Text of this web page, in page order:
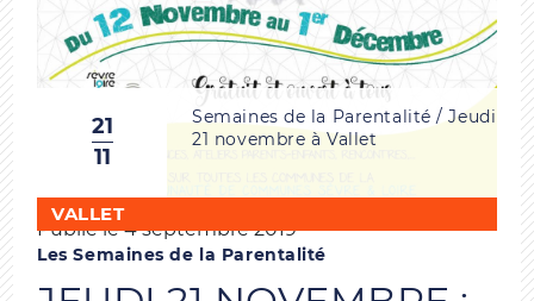
VALLET
21
11
Semaines de la Parentalité / Jeudi
21 novembre à Vallet
Publié le 4 septembre 2019
Les Semaines de la Parentalité